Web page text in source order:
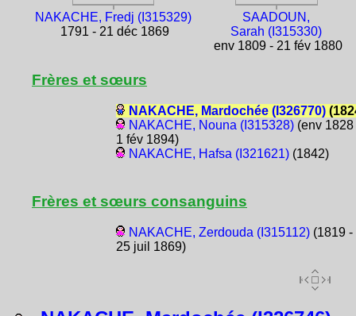
NAKACHE, Fredj (I315329)
1791 - 21 déc 1869
SAADOUN,
Sarah (I315330)
env 1809 - 21 fév 1880
Frères et sœurs
NAKACHE, Mardochée (I326770)
NAKACHE, Nouna (I315328)(env 1828
1 fév 1894)
NAKACHE, Hafsa (I321621)(1842)
Frères et sœurs consanguins
NAKACHE, Zerdouda (I315112)(1819 -
25 juil 1869)